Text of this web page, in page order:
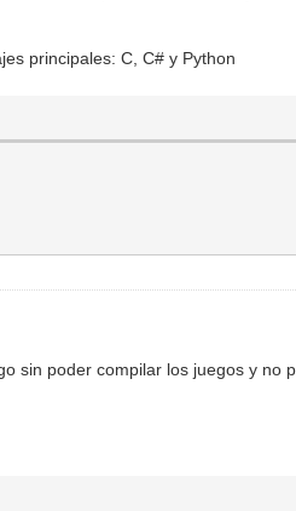
principales: C, C# y Python
sin poder compilar los juegos y no